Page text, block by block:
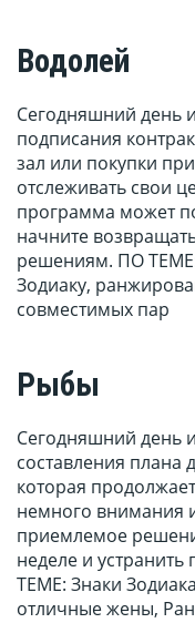
Водолей
Сегодняшний день
подписания
зал или покупки
отслеживать свои
программа может
начните
решениям. ПО
Зодиаку,
совместимых пар
Рыбы
Сегодняшний день
составления
которая
немного внимания
приемлемое
неделе и
ТЕМЕ: Знаки
отличные жены,